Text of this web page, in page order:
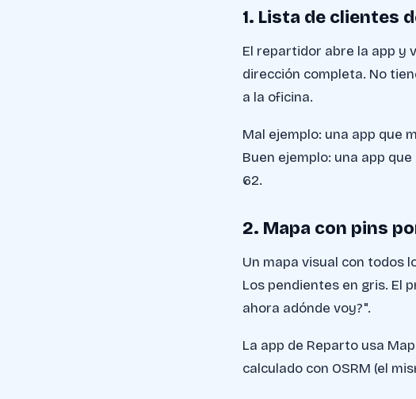
1. Lista de clientes
El repartidor abre la app y
dirección completa. No
a la oficina.
Mal ejemplo: una app que
Buen ejemplo: una app
62.
2. Mapa con pins
Un mapa visual con todos
Los pendientes en gris. El
ahora adónde voy?".
La app de Reparto usa
calculado con OSRM (el